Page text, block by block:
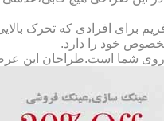
برای افرادی که تحرک
خود را دارد.
شما است.طراحان این